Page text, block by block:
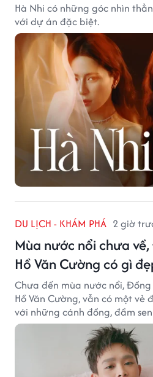
Hà Nhi có những góc nhìn
với dự án đặc biệt.
DU LỊCH - KHÁM PHÁ 2 giờ
Mùa nước nổi chưa
Hồ Văn Cường có gì
Chưa đến mùa nước nổi,
Hồ Văn Cường, vẫn có một vẻ
với những cánh đồng, đầm